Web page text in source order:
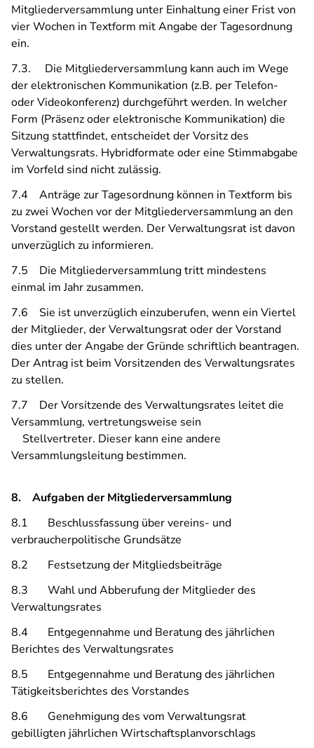
Mitgliederversammlung unter Einhaltung einer Frist von
vier Wochen in Textform mit Angabe der Tagesordnung
ein.
7.3. Die Mitgliederversammlung kann auch im Wege
der elektronischen Kommunikation (z.B. per Telefon-
oder Videokonferenz) durchgeführt werden. In welcher
Form (Präsenz oder elektronische Kommunikation) die
Sitzung stattfindet, entscheidet der Vorsitz des
Verwaltungsrats. Hybridformate oder eine Stimmabgabe
im Vorfeld sind nicht zulässig.
7.4 Anträge zur Tagesordnung können in Textform bis
zu zwei Wochen vor der Mitgliederversammlung an den
Vorstand gestellt werden. Der Verwaltungsrat ist davon
unverzüglich zu informieren.
7.5 Die Mitgliederversammlung tritt mindestens
einmal im Jahr zusammen.
7.6 Sie ist unverzüglich einzuberufen, wenn ein Viertel
der Mitglieder, der Verwaltungsrat oder der Vorstand
dies unter der Angabe der Gründe schriftlich beantragen.
Der Antrag ist beim Vorsitzenden des Verwaltungsrates
zu stellen.
7.7 Der Vorsitzende des Verwaltungsrates leitet die
Versammlung, vertretungsweise sein
Stellvertreter. Dieser kann eine andere
Versammlungsleitung bestimmen.
8. Aufgaben der Mitgliederversammlung
8.1 Beschlussfassung über vereins- und
verbraucherpolitische Grundsätze
8.2 Festsetzung der Mitgliedsbeiträge
8.3 Wahl und Abberufung der Mitglieder des
Verwaltungsrates
8.4 Entgegennahme und Beratung des jährlichen
Berichtes des Verwaltungsrates
8.5 Entgegennahme und Beratung des jährlichen
Tätigkeitsberichtes des Vorstandes
8.6 Genehmigung des vom Verwaltungsrat
gebilligten jährlichen Wirtschaftsplanvorschlags